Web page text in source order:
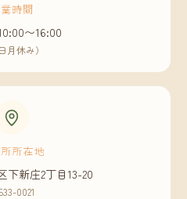
時間
〜16:00
月休み）
所在地
下新庄2丁目13-20
0021